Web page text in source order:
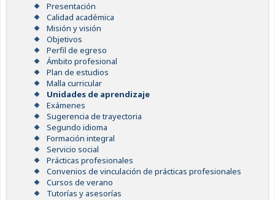
Presentación
Calidad académica
Misión y visión
Objetivos
Perfil de egreso
Ámbito profesional
Plan de estudios
Malla curricular
Unidades de aprendizaje
Exámenes
Sugerencia de trayectoria
Segundo idioma
Formación integral
Servicio social
Prácticas profesionales
Convenios de vinculación de prácticas profesionales
Cursos de verano
Tutorías y asesorías